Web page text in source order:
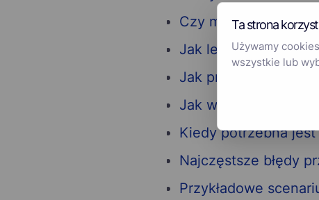
Czy można
Jak lekarz ocenia
Jak przygotować się
Jak wygląda
Kiedy potrzebna
Najczęstsze błędy
Przykładowe
Ta strona
Używamy
wszystkie lub